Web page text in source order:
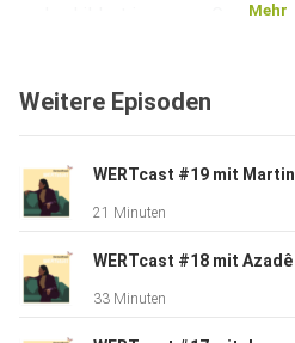
und schildert im neuen
Er ist einer der wenigen
immer
wieder nach Syrien und in den
Mehr
Weitere Episoden
21 Minuten
33 Minuten